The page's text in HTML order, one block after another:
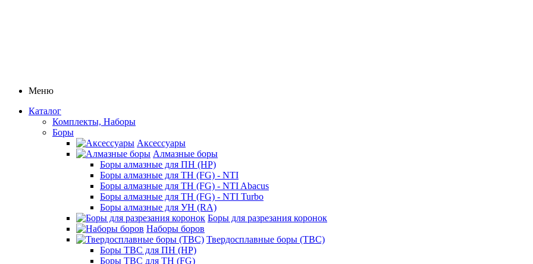
Меню
Каталог
Комплекты, Наборы
Боры
Аксессуары
Алмазные боры
Боры алмазные для ПН (HP)
Боры алмазные для ТН (FG) - NTI
Боры алмазные для ТН (FG) - NTI Abacus
Боры алмазные для ТН (FG) - NTI Turbo
Боры алмазные для УН (RA)
Боры для разрезания коронок
Наборы боров
Твердосплавные боры (ТВС)
Боры ТВС для ПН (HP)
Боры ТВС для ТН (FG)